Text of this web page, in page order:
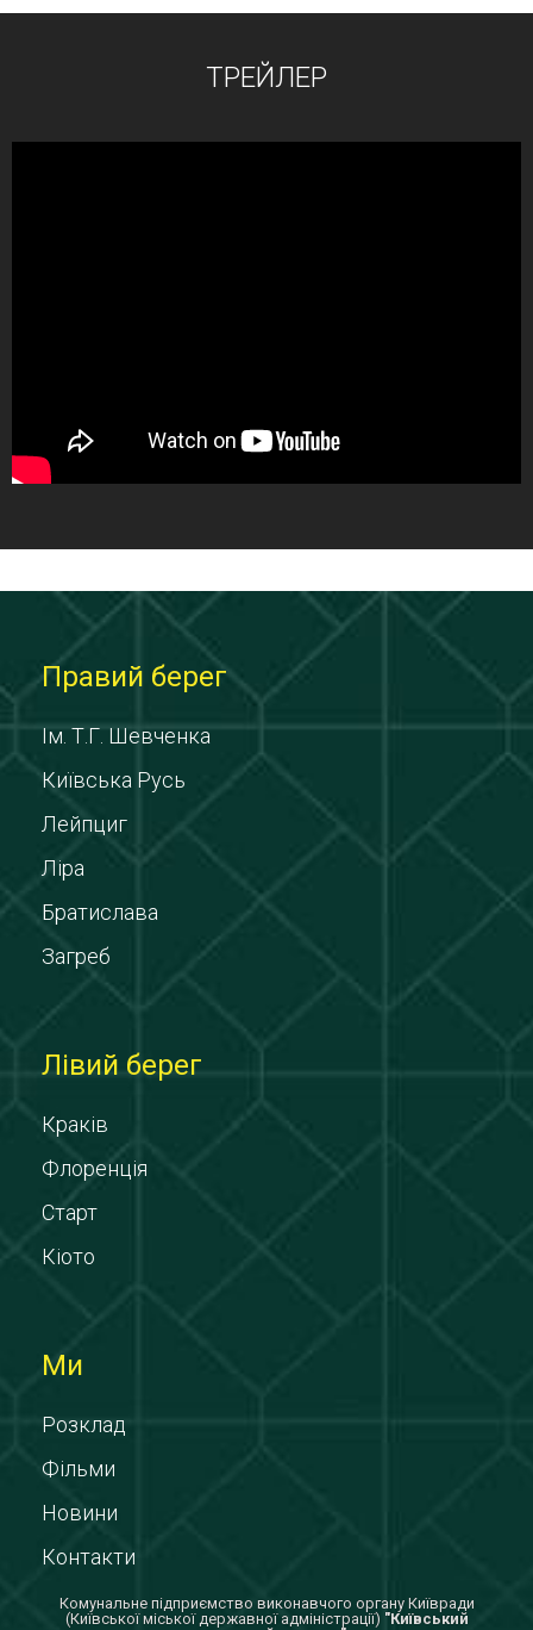
ТРЕЙЛЕР
Правий берег
Ім. Т.Г. Шевченка
Київська Русь
Лейпциг
Ліра
Братислава
Загреб
Лівий берег
Краків
Флоренція
Старт
Кіото
Ми
Розклад
Фільми
Новини
Контакти
Комунальне підприємство виконавчого органу Київради
(Київської міської державної адміністрації) "Київський